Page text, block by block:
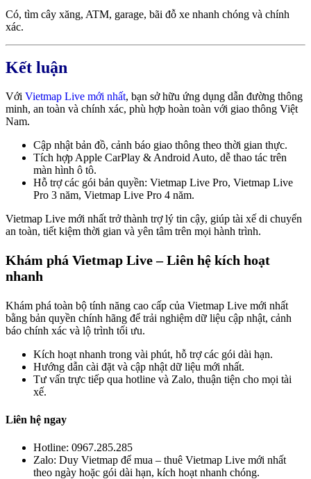
Có, tìm cây xăng, ATM, garage, bãi đỗ xe nhanh chóng và chính
xác.
Kết luận
Với Vietmap Live mới nhất, bạn sở hữu ứng dụng dẫn đường thông
minh, an toàn và chính xác, phù hợp hoàn toàn với giao thông Việt
Nam.
Cập nhật bản đồ, cảnh báo giao thông theo thời gian thực.
Tích hợp Apple CarPlay & Android Auto, dễ thao tác trên
màn hình ô tô.
Hỗ trợ các gói bản quyền: Vietmap Live Pro, Vietmap Live
Pro 3 năm, Vietmap Live Pro 4 năm.
Vietmap Live mới nhất trở thành trợ lý tin cậy, giúp tài xế di chuyển
an toàn, tiết kiệm thời gian và yên tâm trên mọi hành trình.
Khám phá Vietmap Live – Liên hệ kích hoạt
nhanh
Khám phá toàn bộ tính năng cao cấp của Vietmap Live mới nhất
bằng bản quyền chính hãng để trải nghiệm dữ liệu cập nhật, cảnh
báo chính xác và lộ trình tối ưu.
Kích hoạt nhanh trong vài phút, hỗ trợ các gói dài hạn.
Hướng dẫn cài đặt và cập nhật dữ liệu mới nhất.
Tư vấn trực tiếp qua hotline và Zalo, thuận tiện cho mọi tài
xế.
Liên hệ ngay
Hotline: 0967.285.285
Zalo: Duy Vietmap để mua – thuê Vietmap Live mới nhất
theo ngày hoặc gói dài hạn, kích hoạt nhanh chóng.